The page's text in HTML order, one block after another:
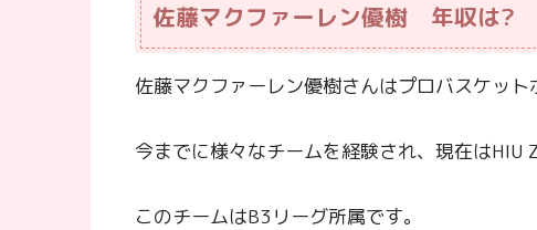
佐藤マクファーレン優樹 年収は?
佐藤マクファーレン優樹さんはプロバスケット
今までに様々なチームを経験され、現在はHIU
このチームはB3リーグ所属です。